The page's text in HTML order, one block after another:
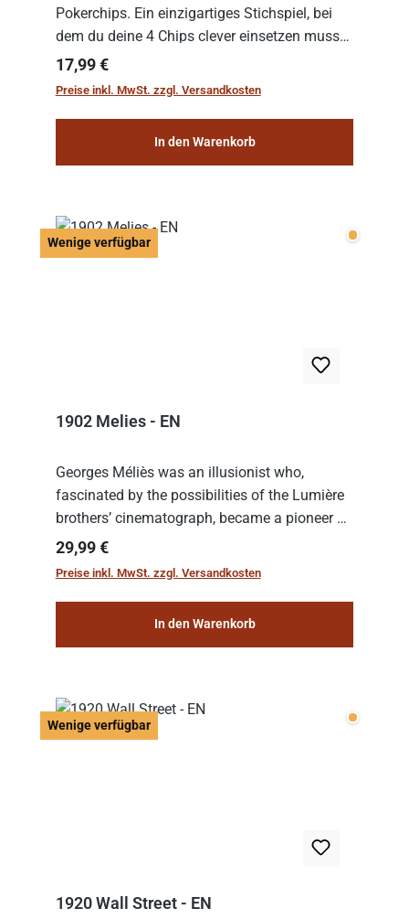
Pokerchips. Ein einzigartiges Stichspiel, bei
dem du deine 4 Chips clever einsetzen musst.
Wer die Chips mit dem höchsten Gesamtwert
hat, gewinnt die Runde. Aber Vorsicht: D...
Regulärer Preis:
17,99 €
Preise inkl. MwSt. zzgl. Versandkosten
In den Warenkorb
Wenige verfügbar Wenige
1902 Melies - EN
Georges Méliès was an illusionist who,
fascinated by the possibilities of the Lumière
brothers’ cinematograph, became a pioneer of
cinema. In 1902, he filmed his most famous
work: “Le Voyage dans la Lune” (“A Trip to...
Regulärer Preis:
29,99 €
Preise inkl. MwSt. zzgl. Versandkosten
In den Warenkorb
Wenige verfügbar Wenige
1920 Wall Street - EN